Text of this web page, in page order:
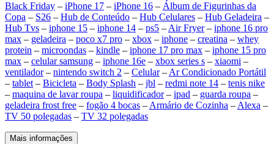
Black Friday – iPhone 17 – iPhone 16 – Álbum de Figurinhas da
Copa – S26 – Hub de Conteúdo – Hub Celulares – Hub Geladeira –
Hub Tvs – iphone 15 – iphone 14 – ps5 – Air Fryer– iphone 16 pro
max – geladeira – poco x7 pro – xbox – iphone – creatina – whey
protein – microondas – kindle – iphone 17 pro max – iphone 15 pro
max – celular samsung – iphone 16e – xbox series s – xiaomi –
ventilador– nintendo switch 2 – Celular– Ar Condicionado Portátil
– tablet – Bicicleta – Body Splash – jbl – redmi note 14 – tenis nike
– maquina de lavar roupa – liquidificador– ipad – guarda roupa –
geladeira frost free – fogão 4 bocas – Armário de Cozinha – Alexa –
TV 50 polegadas – TV 32 polegadas
Mais informações